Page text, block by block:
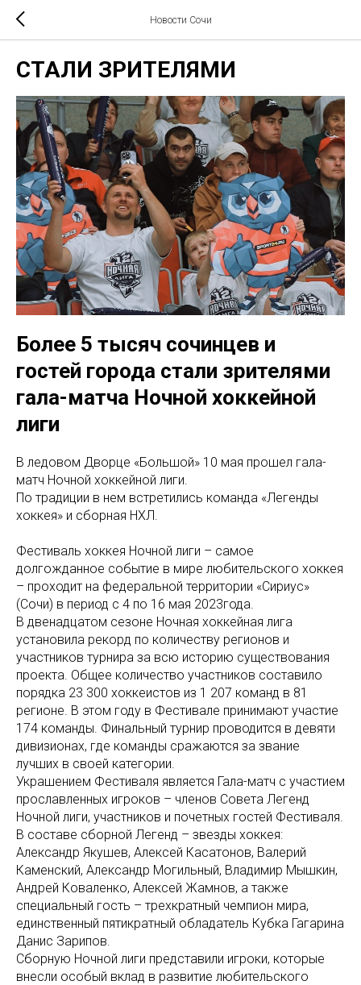
Новости Сочи
СТАЛИ ЗРИТЕЛЯМИ
Более 5 тысяч сочинцев и
гостей города стали зрителями
гала-матча Ночной хоккейной
лиги
В ледовом Дворце «Большой» 10 мая прошел гала-
матч Ночной хоккейной лиги.
По традиции в нем встретились команда «Легенды
хоккея» и сборная НХЛ.
Фестиваль хоккея Ночной лиги – самое
долгожданное событие в мире любительского хоккея
– проходит на федеральной территории «Сириус»
(Сочи) в период с 4 по 16 мая 2023года.
В двенадцатом сезоне Ночная хоккейная лига
установила рекорд по количеству регионов и
участников турнира за всю историю существования
проекта. Общее количество участников составило
порядка 23 300 хоккеистов из 1 207 команд в 81
регионе. В этом году в Фестивале принимают участие
174 команды. Финальный турнир проводится в девяти
дивизионах, где команды сражаются за звание
лучших в своей категории.
Украшением Фестиваля является Гала-матч с участием
прославленных игроков – членов Совета Легенд
Ночной лиги, участников и почетных гостей Фестиваля.
В составе сборной Легенд – звезды хоккея:
Александр Якушев, Алексей Касатонов, Валерий
Каменский, Александр Могильный, Владимир Мышкин,
Андрей Коваленко, Алексей Жамнов, а также
специальный гость – трехкратный чемпион мира,
единственный пятикратный обладатель Кубка Гагарина
Данис Зарипов.
Сборную Ночной лиги представили игроки, которые
внесли особый вклад в развитие любительского